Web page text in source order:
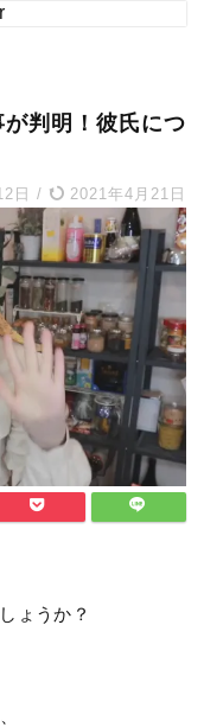
判明！彼氏につ
日 / 2021年4月21日
ょうか？